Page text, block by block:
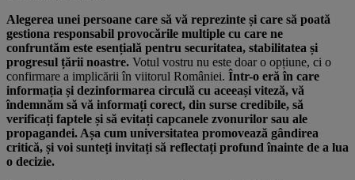
Alegerea unei persoane care să vă reprezinte și care să poată
gestiona responsabil provocările multiple cu care ne
confruntăm este esențială pentru securitatea, stabilitatea și
progresul țării noastre. Votul vostru nu este doar o opțiune, ci o
confirmare a implicării în viitorul României. Într-o eră în care
informația și dezinformarea circulă cu aceeași viteză, vă
îndemnăm să vă informați corect, din surse credibile, să
verificați faptele și să evitați capcanele zvonurilor sau ale
propagandei. Așa cum universitatea promovează gândirea
critică, și voi sunteți invitați să reflectați profund înainte de a lua
o decizie.